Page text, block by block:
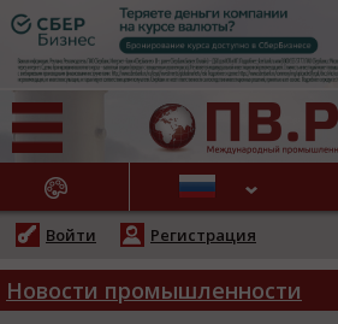
НОВОСТИ
Войти Регистрация
Новости промышленности